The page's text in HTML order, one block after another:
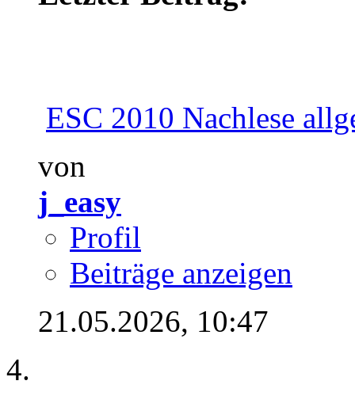
ESC 2010 Nachlese
von
j_easy
Profil
Beiträge anzeigen
21.05.2026, 10:47